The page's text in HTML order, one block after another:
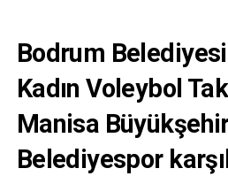
Bodrum
Kadın Voleybol
Manisa
Belediyespor